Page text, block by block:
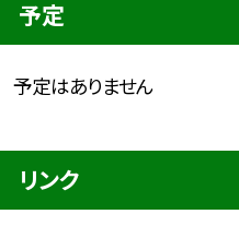
予定
予定はありません
リンク